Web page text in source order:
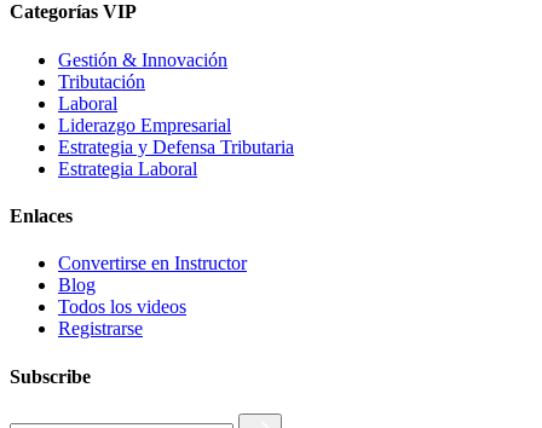
Categorías VIP
Gestión & Innovación
Tributación
Laboral
Liderazgo Empresarial
Estrategia y Defensa Tributaria
Estrategia Laboral
Enlaces
Convertirse en Instructor
Blog
Todos los videos
Registrarse
Subscribe